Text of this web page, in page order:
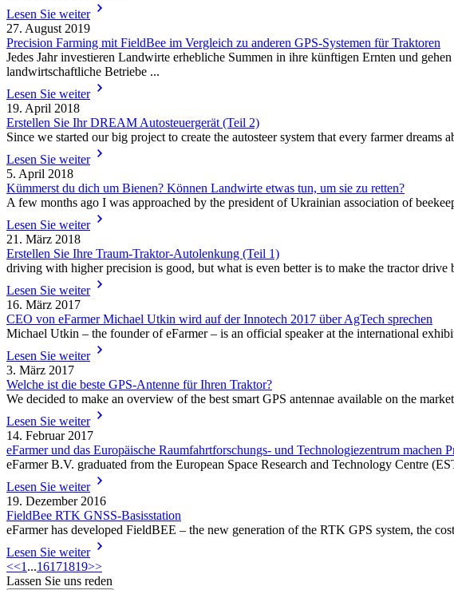
Lesen Sie weiter
27. August 2019
Precision Farming mit FieldBee im Vergleich zu anderen GPS-Systemen für Traktoren
Jedes Jahr investieren Landwirte erhebliche Summen in ihre künftigen Ernten und
landwirtschaftliche Betriebe ...
Lesen Sie weiter
19. April 2018
Erstellen Sie Ihr DREAM Autosteuergerät (Teil 2)
Since we started our big project to create the autosteer system that every farmer
Lesen Sie weiter
5. April 2018
Kümmerst du dich um Bienen? Können Landwirte etwas tun, um sie zu retten?
A few months ago I was approached by the president of Ukrainian association of
Lesen Sie weiter
21. März 2018
Erstellen Sie Ihre Traum-Traktor-Autolenkung (Teil 1)
driving with higher precision is good, but what is even better is to make the tractor
Lesen Sie weiter
16. März 2017
CEO von eFarmer Michael Utkin wird auf der Innotech 2017 über AgTech sprechen
Michael Utkin – the founder of eFarmer – is an official speaker at the international
Lesen Sie weiter
3. März 2017
Welche ist die beste GPS-Antenne für Ihren Traktor?
We decided to make an overview of the best smart GPS antennae available on the
Lesen Sie weiter
14. Februar 2017
eFarmer und das Europäische Raumfahrtforschungs- und Technologiezentrum machen
eFarmer B.V. graduated from the European Space Research and Technology Centre
Lesen Sie weiter
19. Dezember 2016
FieldBee RTK GNSS-Basisstation
eFarmer has developed FieldBEE – the new generation of the RTK GPS system, the
Lesen Sie weiter
<<1 ...16171819>>
Lassen Sie uns reden